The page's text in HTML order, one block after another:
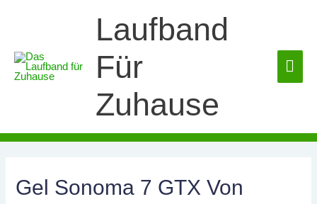
Laufband
Für
Zuhause
Gel Sonoma 7 GTX Von